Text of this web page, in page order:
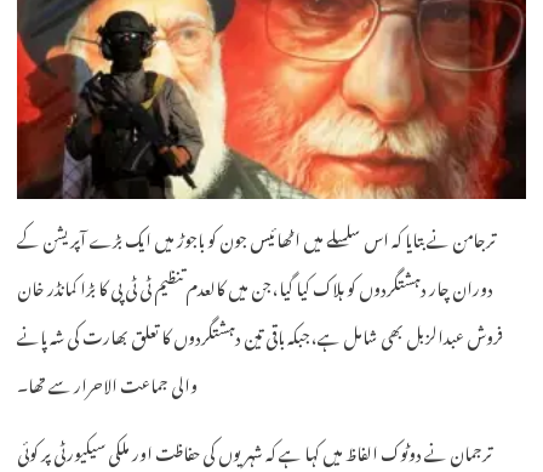
ترجامن نے بتایا کہ اس سلسلے میں اٹھائیس جون کو باجوڑ میں ایک بڑے آپریشن کے
دوران چار دہشتگردوں کو ہلاک کیا گیا، جن میں کالعدم تنظیم ٹی ٹی پی کا بڑا کمانڈر خان
فروش عبدالزبل بھی شامل ہے، جبکہ باقی تین دہشتگردوں کا تعلق بھارت کی شہ پانے
والی جماعت الاحرار سے تھا۔
ترجمان نے دوٹوک الفاظ میں کہا ہے کہ شہریوں کی حفاظت اور ملکی سیکیورٹی پر کوئی